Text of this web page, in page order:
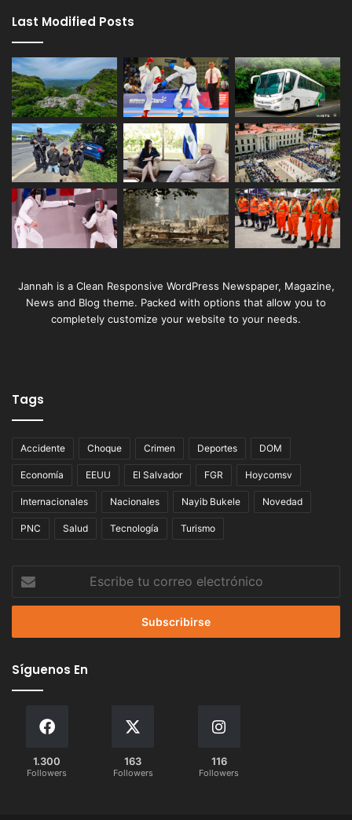
Last Modified Posts
Jannah is a Clean Responsive WordPress Newspaper, Magazine,
News and Blog theme. Packed with options that allow you to
completely customize your website to your needs.
Tags
Accidente Choque Crimen Deportes DOM
Economía EEUU El Salvador FGR Hoycomsv
Internacionales Nacionales Nayib Bukele Novedad
PNC Salud Tecnología Turismo
tu
correo
Síguenos En
1.300
Followers
163
Followers
116
Followers